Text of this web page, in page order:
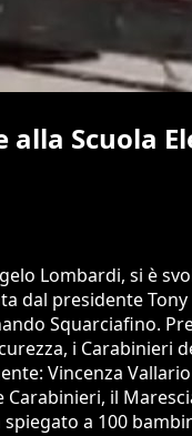
Scuola
Lombardi, si
dal presidente
Squarciafino.
i Carabinieri
Vincenza
il
a 100